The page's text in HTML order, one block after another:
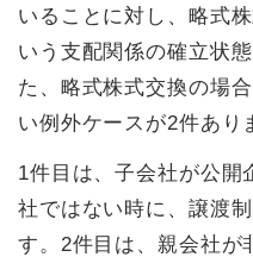
いることに対し、略式
いう支配関係の確立状
た、略式株式交換の場
い例外ケースが2件あり
1件目は、子会社が公開
社ではない時に、譲渡
す。2件目は、親会社が